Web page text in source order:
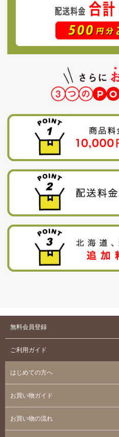
無料会員登録
ご利用ガイド
はじめての方へ
お買い物ガイド
お買い物の流れ